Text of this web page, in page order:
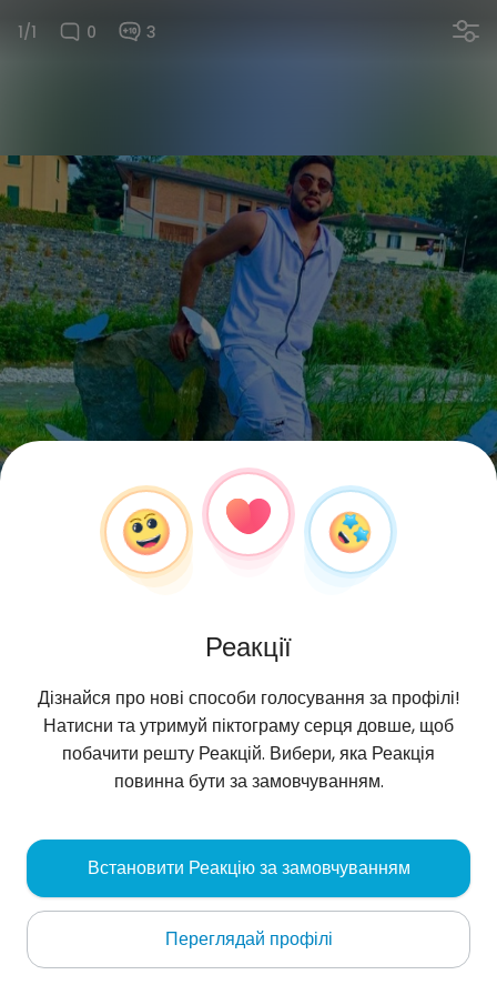
1/1 0 3
Martainez
Tunis
Реакції
Дізнайся про нові способи голосування за профілі!
Натисни та утримуй піктограму серця довше, щоб
побачити решту Реакцій. Вибери, яка Реакція
повинна бути за замовчуванням.
Встановити Реакцію за замовчуванням
Переглядай профілі